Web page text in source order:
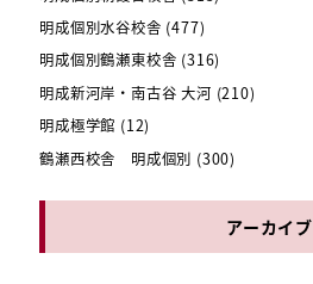
明成個別水谷校舎 (477)
明成個別鶴瀬東校舎 (316)
明成新河岸・南古谷 大河 (210)
明成極学館 (12)
鶴瀬西校舎 明成個別 (300)
アーカイブ